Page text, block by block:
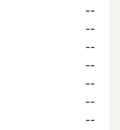
--
--
--
--
--
--
--